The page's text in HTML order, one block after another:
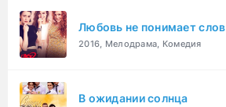
Любовь не понимает слов
2016, Мелодрама, Комедия
В ожидании солнца